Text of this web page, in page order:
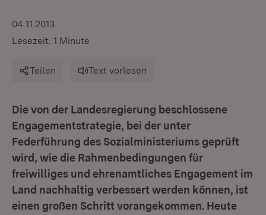
04.11.2013
Lesezeit: 1 Minute
Teilen Text vorlesen
Die von der Landesregierung beschlossene
Engagementstrategie, bei der unter
Federführung des Sozialministeriums geprüft
wird, wie die Rahmenbedingungen für
freiwilliges und ehrenamtliches Engagement im
Land nachhaltig verbessert werden können, ist
einen großen Schritt vorangekommen. Heute